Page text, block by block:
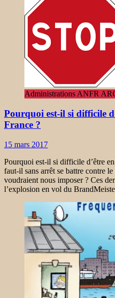
Administrations ANFR
Pourquoi est-il si difficile
France ?
15 mars 2017
Pourquoi est-il si difficile d’être
faut-il sans arrêt se battre contre
voudraient nous imposer ? Ces
l’explosion en vol du